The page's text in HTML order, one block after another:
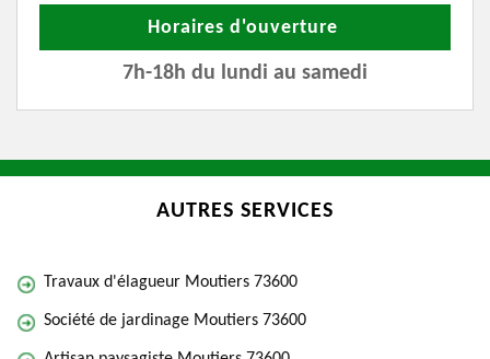
Horaires d'ouverture
7h-18h du lundi au samedi
AUTRES SERVICES
Travaux d'élagueur Moutiers 73600
Société de jardinage Moutiers 73600